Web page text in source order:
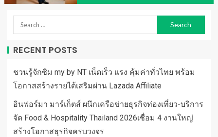
RECENT POSTS
ชวนรู้จักซิม my by NT เน็ตเร็ว แรง คุ้มค่าทั่วไทย พร้อม
โอกาสสร้างรายได้เสริมผ่าน Lazada Affiliate
อินฟอร์มา มาร์เก็ตส์ ผนึกเครือข่ายธุรกิจท่องเที่ยว-บริการ
จัด Food & Hospitality Thailand 2026เชื่อม 4 งานใหญ่
สร้างโอกาสธุรกิจครบวงจร